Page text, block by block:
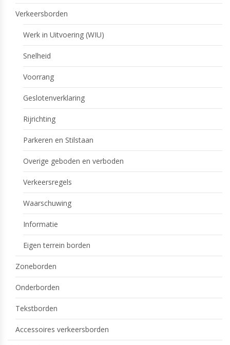
Verkeersborden
Werk in Uitvoering (WIU)
Snelheid
Voorrang
Geslotenverklaring
Rijrichting
Parkeren en Stilstaan
Overige geboden en verboden
Verkeersregels
Waarschuwing
Informatie
Eigen terrein borden
Zoneborden
Onderborden
Tekstborden
Accessoires verkeersborden